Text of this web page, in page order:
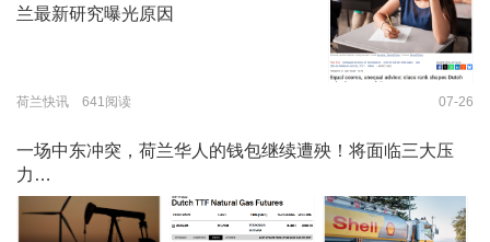
兰最新研究曝光原因
荷兰快讯 641阅读 07-26
一场中东冲突，荷兰华人的钱包继续遭殃！将面临三大压
力…